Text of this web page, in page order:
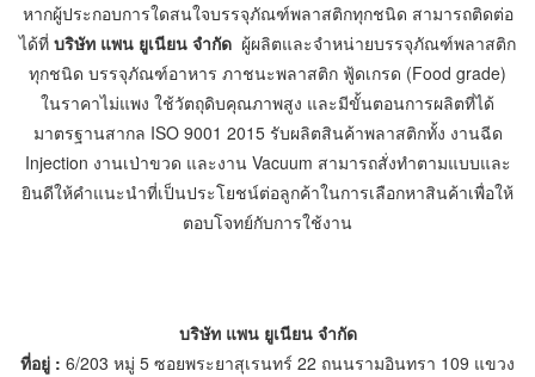
หากผู้ประกอบการใดสนใจบรรจุภัณฑ์พลาสติกทุกชนิด สามารถติดต่อ
ได้ที่ บริษัท แพน ยูเนียน จำกัด ผู้ผลิตและจำหน่ายบรรจุภัณฑ์พลาสติก
ทุกชนิด บรรจุภัณฑ์อาหาร ภาชนะพลาสติก ฟู้ดเกรด (Food grade)
ในราคาไม่แพง ใช้วัตถุดิบคุณภาพสูง และมีขั้นตอนการผลิตที่ได้
มาตรฐานสากล ISO 9001 2015 รับผลิตสินค้าพลาสติกทั้ง งานฉีด
Injection งานเป่าขวด และงาน Vacuum สามารถสั่งทำตามแบบและ
ยินดีให้คำแนะนำที่เป็นประโยชน์ต่อลูกค้าในการเลือกหาสินค้าเพื่อให้
ตอบโจทย์กับการใช้งาน
บริษัท แพน ยูเนียน จำกัด
ที่อยู่ : 6/203 หมู่ 5 ซอยพระยาสุเรนทร์ 22 ถนนรามอินทรา 109 แขวง